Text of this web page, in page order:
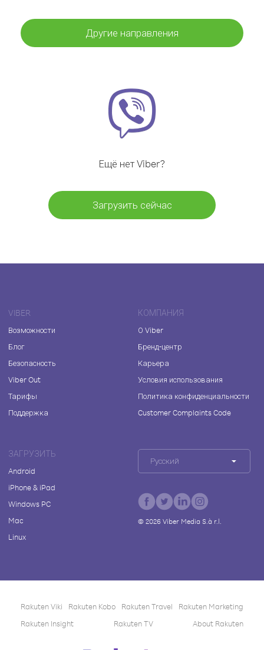
Другие направления
Ещё нет Viber?
Загрузить сейчас
VIBER
Возможности
Блог
Безопасность
Viber Out
Тарифы
Поддержка
КОМПАНИЯ
О Viber
Бренд-центр
Карьера
Условия использования
Политика конфиденциальности
Customer Complaints Code
ЗАГРУЗИТЬ
Android
iPhone & iPad
Windows PC
Mac
Linux
Русский
© 2026Viber Media S.à r.l.
Rakuten Viki Rakuten Kobo Rakuten Travel
Rakuten Marketing
Rakuten Insight
Rakuten TV About Rakuten